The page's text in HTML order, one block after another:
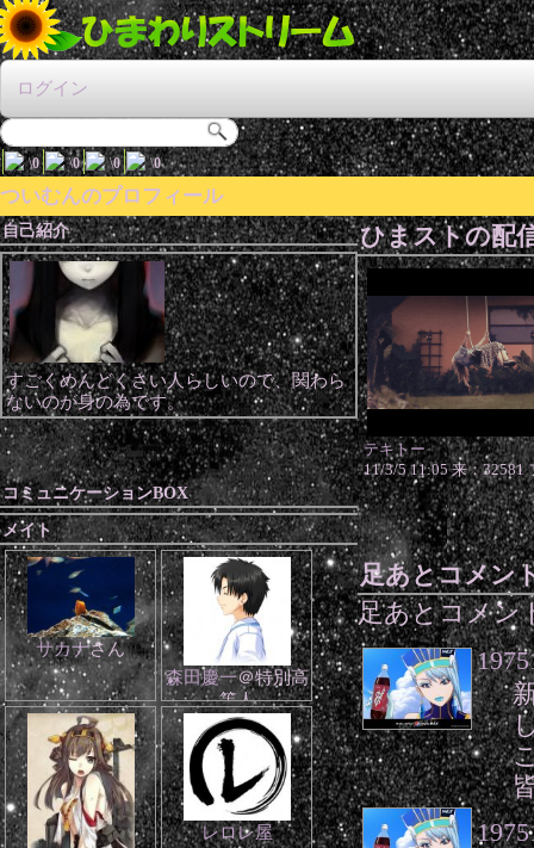
ログイン
\0 \0 \0 \0
ついむんのプロフィール
自己紹介
すごくめんどくさい人らしいので、関わら
ないのが身の為です。
コミュニケーションBOX
メイト
サカナさん
森田慶一＠特別高
等人
レロレ屋
ひまストの配
テキトー
11/3/5 11:05 来：32581
足あとコメン
足あとコメン